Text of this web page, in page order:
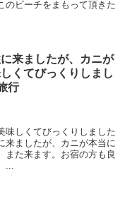
のビーチをまもって頂きた
来ましたが、カニが
くてびっくりしまし
行
味しくてびっくりしました
来ましたが、カニが本当に
また来ます。お宿の方も良
...